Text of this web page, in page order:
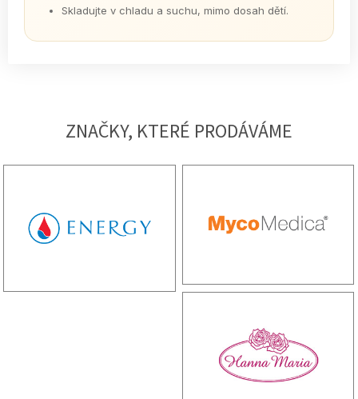
Skladujte v chladu a suchu, mimo dosah dětí.
ZNAČKY, KTERÉ PRODÁVÁME